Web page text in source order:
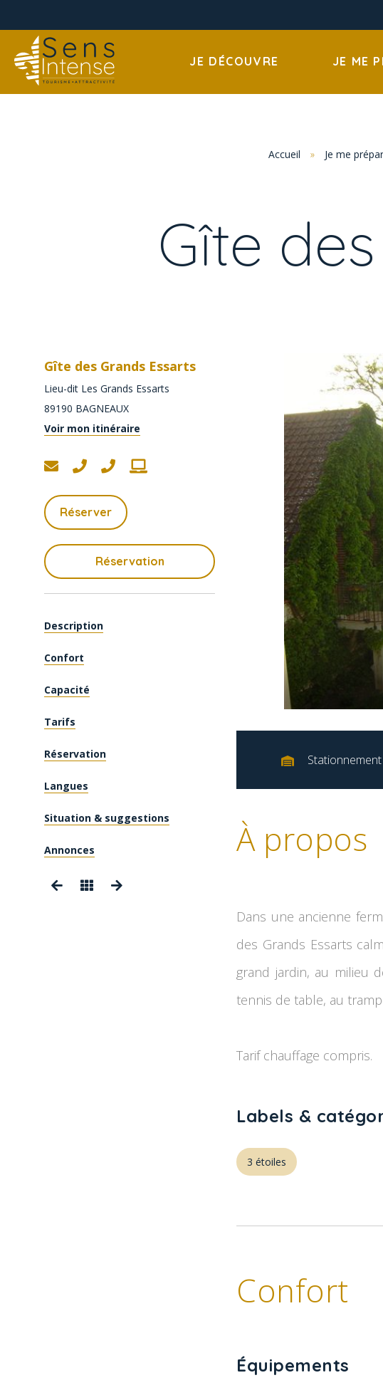
JE DÉCOUVRE JE ME
Accueil » Je me
Gîte
Gîte des Grands Essarts
Lieu-dit Les Grands Essarts
89190 BAGNEAUX
Voir mon itinéraire
Réserver
Réservation
Description
Confort
Capacité
Tarifs
Réservation
Langues
Situation & suggestions
Annonces À propos
Dans une ancienne
des Grands Essarts
grand jardin, au milieu
tennis de table, au
Tarif chauffage compris.
Labels &
3 étoiles
Confort
Équipements